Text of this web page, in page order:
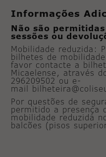
Informações
Não são
sessões ou
Mobilidade reduzida:
bilhetes de
favor contacte a
Micaelense, através
296209502 ou e-
mail
Por questões de
permitido a presença
mobilidade reduzida
balcões (pisos